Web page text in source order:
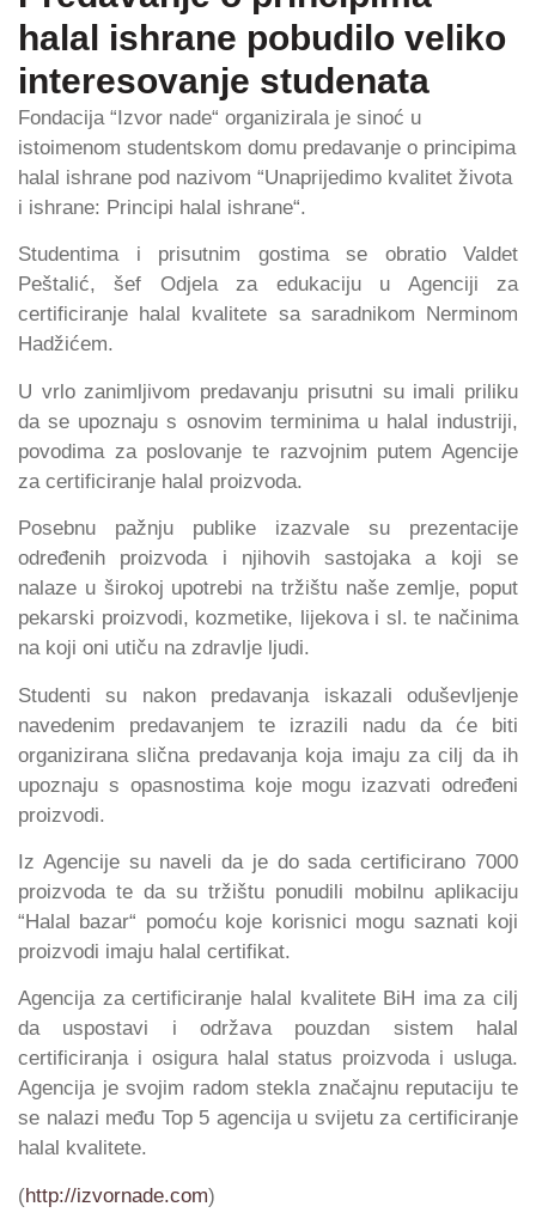
halal ishrane pobudilo veliko
interesovanje studenata
Fondacija “Izvor nade“ organizirala je sinoć u
istoimenom studentskom domu predavanje o principima
halal ishrane pod nazivom “Unaprijedimo kvalitet života
i ishrane: Principi halal ishrane“.
Studentima i prisutnim gostima se obratio Valdet
Peštalić, šef Odjela za edukaciju u Agenciji za
certificiranje halal kvalitete sa saradnikom Nerminom
Hadžićem.
U vrlo zanimljivom predavanju prisutni su imali priliku
da se upoznaju s osnovim terminima u halal industriji,
povodima za poslovanje te razvojnim putem Agencije
za certificiranje halal proizvoda.
Posebnu pažnju publike izazvale su prezentacije
određenih proizvoda i njihovih sastojaka a koji se
nalaze u širokoj upotrebi na tržištu naše zemlje, poput
pekarski proizvodi, kozmetike, lijekova i sl. te načinima
na koji oni utiču na zdravlje ljudi.
Studenti su nakon predavanja iskazali oduševljenje
navedenim predavanjem te izrazili nadu da će biti
organizirana slična predavanja koja imaju za cilj da ih
upoznaju s opasnostima koje mogu izazvati određeni
proizvodi.
Iz Agencije su naveli da je do sada certificirano 7000
proizvoda te da su tržištu ponudili mobilnu aplikaciju
“Halal bazar“ pomoću koje korisnici mogu saznati koji
proizvodi imaju halal certifikat.
Agencija za certificiranje halal kvalitete BiH ima za cilj
da uspostavi i održava pouzdan sistem halal
certificiranja i osigura halal status proizvoda i usluga.
Agencija je svojim radom stekla značajnu reputaciju te
se nalazi među Top 5 agencija u svijetu za certificiranje
halal kvalitete.
(http://izvornade.com)